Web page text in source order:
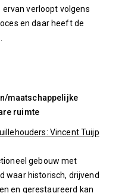
verloopt volgens
en daar heeft de
maatschappelijke
ruimte
Vincent Tuijp
gebouw met
waar historisch, drijvend
en gerestaureerd kan